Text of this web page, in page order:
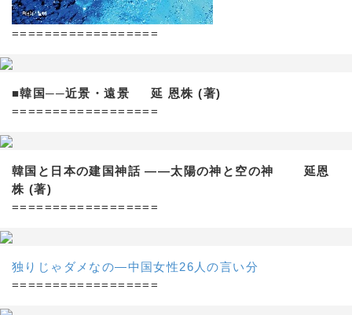
==================
■韓国──近景・遠景 延 恩株 (著)
==================
韓国と日本の建国神話 ——太陽の神と空の神 延恩
株 (著)
==================
独りじゃダメなの―中国女性26人の言い分
==================